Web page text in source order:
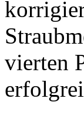
vierten